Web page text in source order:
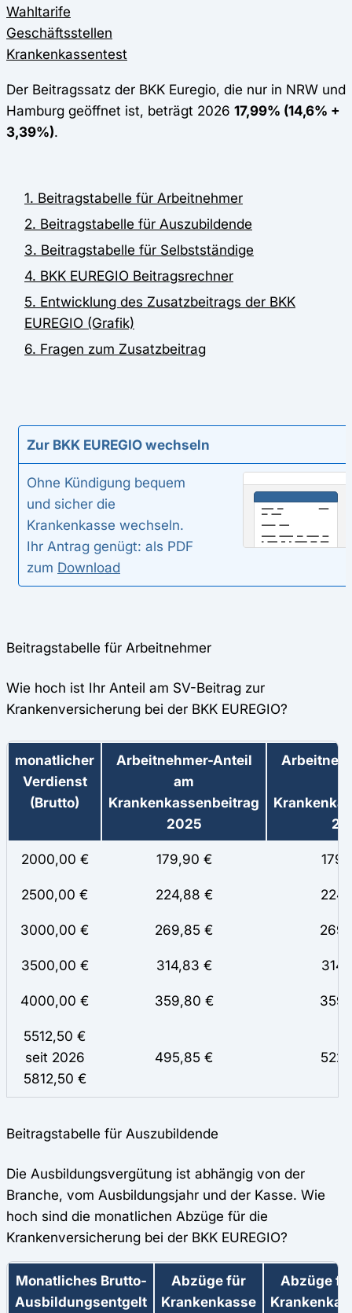
Wahltarife
Geschäftsstellen
Krankenkassentest
Der Beitragssatz der BKK Euregio, die nur in NRW und
Hamburg geöffnet ist, beträgt 2026 17,99% (14,6% +
3,39%).
1. Beitragstabelle für Arbeitnehmer
2. Beitragstabelle für Auszubildende
3. Beitragstabelle für Selbstständige
4. BKK EUREGIO Beitragsrechner
5. Entwicklung des Zusatzbeitrags der BKK
EUREGIO (Grafik)
6. Fragen zum Zusatzbeitrag
Zur BKK EUREGIO wechseln
Ohne Kündigung bequem
und sicher die
Krankenkasse wechseln.
Ihr Antrag genügt: als PDF
zum Download
Beitragstabelle für Arbeitnehmer
Wie hoch ist Ihr Anteil am SV-Beitrag zur
Krankenversicherung bei der BKK EUREGIO?
monatlicher
Verdienst
(Brutto)
Arbeitnehmer-Anteil
am
Krankenkassenbeitrag
2025
2000,00 € 179,90 €
2500,00 € 224,88 €
3000,00 € 269,85 €
3500,00 € 314,83 €
4000,00 € 359,80 €
5512,50 €
seit 2026
5812,50 €
495,85 €
Beitragstabelle für Auszubildende
Die Ausbildungsvergütung ist abhängig von der
Branche, vom Ausbildungsjahr und der Kasse. Wie
hoch sind die monatlichen Abzüge für die
Krankenversicherung bei der BKK EUREGIO?
Monatliches Brutto-
Ausbildungsentgelt
Abzüge für
Krankenkasse
Abzüge